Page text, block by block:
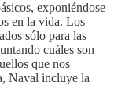
exponiéndose
en la vida. Los
sólo para las
cuáles son
que nos
Naval incluye la